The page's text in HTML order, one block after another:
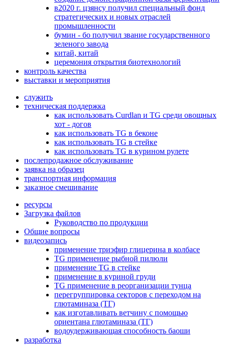
в2020 г. цзянсу получил специальный фонд
стратегических и новых отраслей
промышленности
бумин - бо получил звание государственного
зеленого завода
китай, китай
церемония открытия биотехнологий
контроль качества
выставки и мероприятия
служить
техническая поддержка
как использовать Curdlan и TG среди овощных
хот - догов
как использовать TG в беконе
как использовать TG в стейке
как использовать TG в курином рулете
послепродажное обслуживание
заявка на образец
транспортная информация
заказное смешивание
ресурсы
Загрузка файлов
Руководство по продукции
Общие вопросы
видеозапись
применение триэфир глицерина в колбасе
TG применение рыбной пилюли
применение TG в стейке
применение в куриной груди
TG применение в реорганизации тунца
перегруппировка секторов с переходом на
глютаминаза (ТГ)
как изготавливать ветчину с помощью
ориентана глютаминаза (ТГ)
водоудерживающая способность баоши
разработка